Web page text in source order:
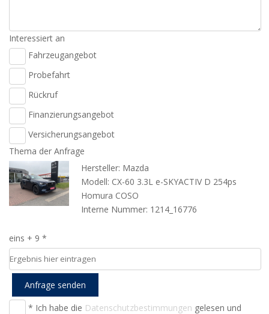
Interessiert an
Fahrzeugangebot
Probefahrt
Rückruf
Finanzierungsangebot
Versicherungsangebot
Thema der Anfrage
Hersteller: Mazda
Modell: CX-60 3.3L e-SKYACTIV D 254ps
Homura COSO
Interne Nummer: 1214_16776
eins + 9 *
Anfrage senden
* Ich habe die Datenschutzbestimmungen gelesen und